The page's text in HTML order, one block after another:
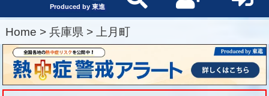
Produced by 東進
Home > 兵庫県 > 上月町